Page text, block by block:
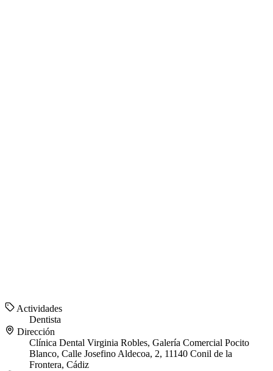
Actividades
Dentista
Dirección
Clínica Dental Virginia Robles, Galería Comercial Pocito
Blanco, Calle Josefino Aldecoa, 2, 11140 Conil de la
Frontera, Cádiz